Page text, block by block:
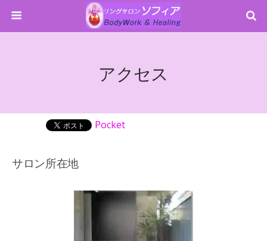
アクセス
Pocket
サロン所在地